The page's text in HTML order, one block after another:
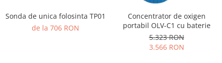
Sonda de unica folosinta TP01
de la 706 RON
Concentrator de oxigen
portabil OLV-C1 cu baterie
5.323 RON
3.566 RON